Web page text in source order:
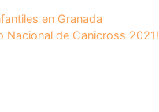
en Granada
Nacional de Canicross 2021!